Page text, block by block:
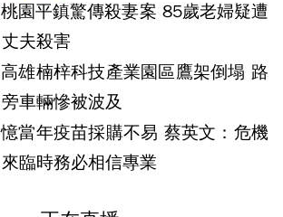
桃園平鎮驚傳殺妻案 85歲老婦疑遭
丈夫殺害
高雄楠梓科技產業園區鷹架倒塌 路
旁車輛慘被波及
憶當年疫苗採購不易 蔡英文：危機
來臨時務必相信專業